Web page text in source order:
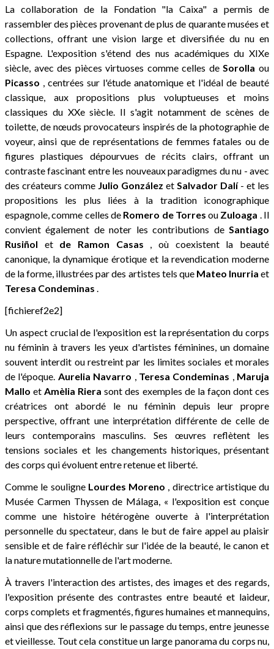
La collaboration de la Fondation "la Caixa" a permis de
rassembler des pièces provenant de plus de quarante musées et
collections, offrant une vision large et diversifiée du nu en
Espagne. L'exposition s'étend des nus académiques du XIXe
siècle, avec des pièces virtuoses comme celles deSorolla ou
Picasso , centrées sur l'étude anatomique et l'idéal de beauté
classique, aux propositions plus voluptueuses et moins
classiques du XXe siècle. Il s'agit notamment de scènes de
toilette, de nœuds provocateurs inspirés de la photographie de
voyeur, ainsi que de représentations de femmes fatales ou de
figures plastiques dépourvues de récits clairs, offrant un
contraste fascinant entre les nouveaux paradigmes du nu - avec
des créateurs comme Julio González et Salvador Dalí- et les
propositions les plus liées à la tradition iconographique
espagnole, comme celles de Romero de Torres ou Zuloaga . Il
convient également de noter les contributions de Santiago
Rusiñol et de Ramon Casas , où coexistent la beauté
canonique, la dynamique érotique et la revendication moderne
de la forme, illustrées par des artistes tels que Mateo Inurria et
Teresa Condeminas .
[fichieref2e2]
Un aspect crucial de l'exposition est la représentation du corps
nu féminin à travers les yeux d'artistes féminines, un domaine
souvent interdit ou restreint par les limites sociales et morales
de l'époque. Aurelia Navarro , Teresa Condeminas , Maruja
Mallo etAmèlia Riera sont des exemples de la façon dont ces
créatrices ont abordé le nu féminin depuis leur propre
perspective, offrant une interprétation différente de celle de
leurs contemporains masculins. Ses œuvres reflètent les
tensions sociales et les changements historiques, présentant
des corps qui évoluent entre retenue et liberté.
Comme le souligne Lourdes Moreno , directrice artistique du
Musée Carmen Thyssen de Málaga, « l'exposition est conçue
comme une histoire hétérogène ouverte à l'interprétation
personnelle du spectateur, dans le but de faire appel au plaisir
sensible et de faire réfléchir sur l'idée de la beauté, le canon et
la nature mutationnelle de l'art moderne.
À travers l'interaction des artistes, des images et des regards,
l'exposition présente des contrastes entre beauté et laideur,
corps complets et fragmentés, figures humaines et mannequins,
ainsi que des réflexions sur le passage du temps, entre jeunesse
et vieillesse. Tout cela constitue un large panorama du corps nu,